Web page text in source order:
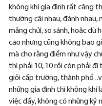
không khí gia đình rất căng
thường cãi nhau, đánh nhau,
mắng chửi, so sánh, hoặc dù
cao nhưng cũng không bao
mà cho rằng điểm như vậy
thì phải 10, 10 rồi còn phải đi
giỏi cấp trường, thành phố
những gia đình thì không khí
việc đấy, không có những kỷ